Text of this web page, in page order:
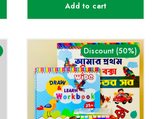
Add to cart
Discount (50%)